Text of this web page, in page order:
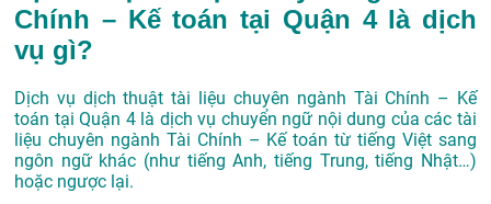
Chính – Kế toán tại Quận 4 là dịch
vụ gì?
Dịch vụ dịch thuật tài liệu chuyên ngành Tài Chính – Kế
toán tại Quận 4 là dịch vụ chuyển ngữ nội dung của các tài
liệu chuyên ngành Tài Chính – Kế toán từ tiếng Việt sang
ngôn ngữ khác (như tiếng Anh, tiếng Trung, tiếng Nhật…)
hoặc ngược lại.